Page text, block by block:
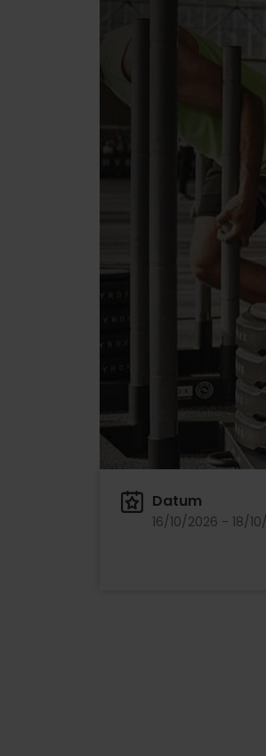
Datum
16/10/2026 - 18/